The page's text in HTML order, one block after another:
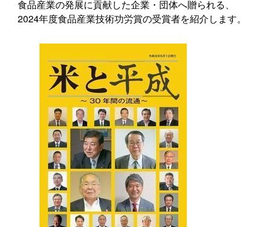
食品産業の発展に貢献した企業・団体へ贈られる、
2024年度食品産業技術功労賞の受賞者を紹介します。